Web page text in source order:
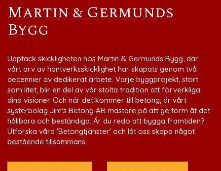
Martin & Germunds
Bygg
Upptäck skickligheten hos Martin & Germunds Bygg, där
vårt arv av hantverksskicklighet har skapats genom två
decennier av dedikerat arbete. Varje byggprojekt, stort
som litet, blir en del av vår stolta tradition att förverkliga
dina visioner. Och när det kommer till betong, är vårt
systerbolag Jim's Betong AB mästare på att ge form åt det
hållbara och beständiga. Är du redo att bygga framtiden?
Utforska våra 'Betongtjänster' och låt oss skapa något
bestående tillsammans.